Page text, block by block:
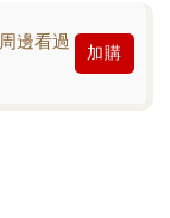
邊看過
加購